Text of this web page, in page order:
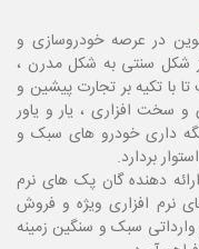
در عرصه خودروسازی و
شکل سنتی به شکل مدرن ،
با تکیه بر تجارت پیشین و
و سخت افزاری ، یار و یاور
داری خودرو های سبک و
بردارد.
دهنده گان پک های نرم
نرم افزاری ویژه و فروش
سبک و سنگین زمینه